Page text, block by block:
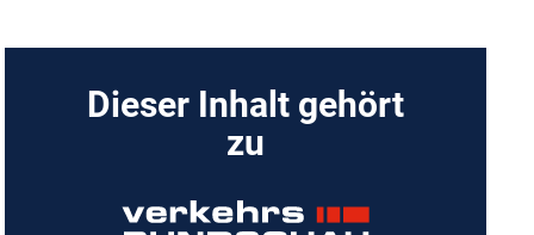
Dieser Inhalt gehört
zu